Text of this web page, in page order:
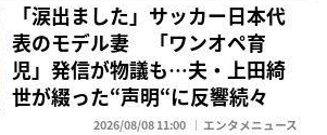
「涙出ました」サッカー日本代
表のモデル妻 「ワンオペ育
児」発信が物議も…夫・上田綺
世が綴った“声明“に反響続々
2026/08/08 11:00 エンタメニュース